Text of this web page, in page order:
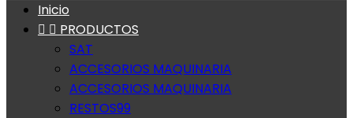
Inicio
  PRODUCTOS
SAT
ACCESORIOS MAQUINARIA
ACCESORIOS MAQUINARIA
RESTOS99